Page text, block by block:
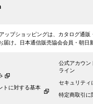
ップショッピングは、カタログ通販
届け。日本通信販売協会会員・朝日
トに対する基本
公式アカウン
ライン
セキュリティ
特定商取引に